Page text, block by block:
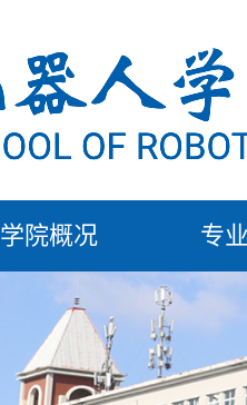
学院概况 专